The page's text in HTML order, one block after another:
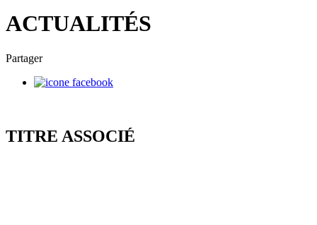
ACTUALITÉS
Partager
TITRE ASSOCIÉ